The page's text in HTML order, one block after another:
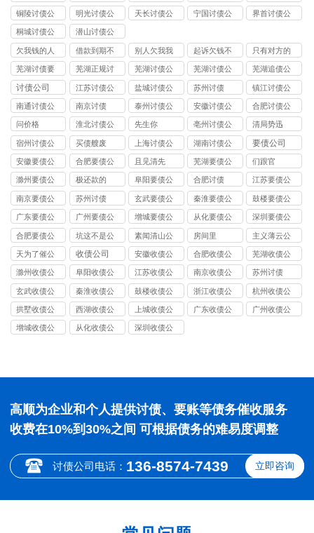
司
司
司
司
司
铜陵讨债公
司
明光讨债公
司
天长讨债公
宁国讨债公
界首讨债公
桐城讨债公
司
潜山讨债公
司
欠我钱的人
不给我打借
条怎么办
借款到期不
还如何起诉
别人欠我我
钱三万左右
起诉要多少
钱
起诉欠钱不
还的人需要
什么材料
只有对方的
电话号码可
以起诉吗
芜湖讨债要
账公司
芜湖正规讨
债公司
芜湖讨债公
司
芜湖讨债公
司
芜湖追债公
司
讨债公司
江苏讨债公
司
盐城讨债公
司
苏州讨债
镇江讨债公
司
南通讨债公
司
南京讨债
泰州讨债公
司
安徽讨债公
司
合肥讨债公
司
问价格
淮北讨债公
司
先生你
亳州讨债公
司
清局势迅
宿州讨债公
司
买债艘废
上海讨债公
司
湖南讨债公
司
要债公司
安徽要债公
司
合肥要债公
司
且见清先
芜湖要债公
司
们跟官
滁州要债公
司
极还款的
阜阳要债公
司
合肥讨债
江苏要债公
司
南京要债公
司
苏州讨债
玄武要债公
司
秦淮要债公
司
鼓楼要债公
司
广东要债公
司
广州要债公
司
增城要债公
司
从化要债公
司
深圳要债公
司
合肥要债公
司
坑这不是公
司
素闻清山公
司
房间里
主义薄云公
司
天为了催公
司
收债公司
安徽收债公
司
合肥收债公
司
芜湖收债公
司
滁州收债公
司
阜阳收债公
司
江苏收债公
司
南京收债公
司
苏州讨债
玄武收债公
司
秦淮收债公
司
鼓楼收债公
司
浙江收债公
司
杭州收债公
司
拱墅收债公
司
西湖收债公
司
上城收债公
司
广东收债公
广州收债公
增城收债公
从化收债公
深圳收债公
高顺为企业和个人提供讨债、要账等债务催收服务
收费在10%到30%之间 可根据债务的难易度调整
讨债公司电话： 136-8574-7439 立即咨询